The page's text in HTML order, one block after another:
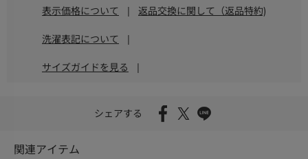
表示価格について | 返品交換に関して（返品特約)
洗濯表記について |
サイズガイドを見る |
シェアする
関連アイテム